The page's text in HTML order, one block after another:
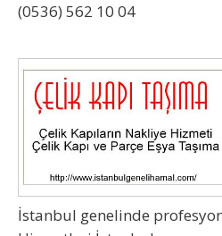
(0536) 562 10 04
İstanbul genelinde